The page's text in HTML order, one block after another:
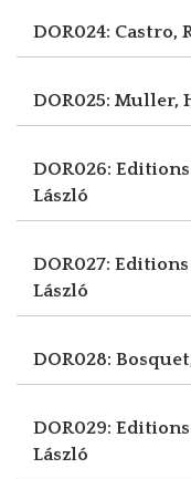
DOR024: Castro,
DOR025: Muller,
DOR026:
László
DOR027:
László
DOR028:
DOR029:
László